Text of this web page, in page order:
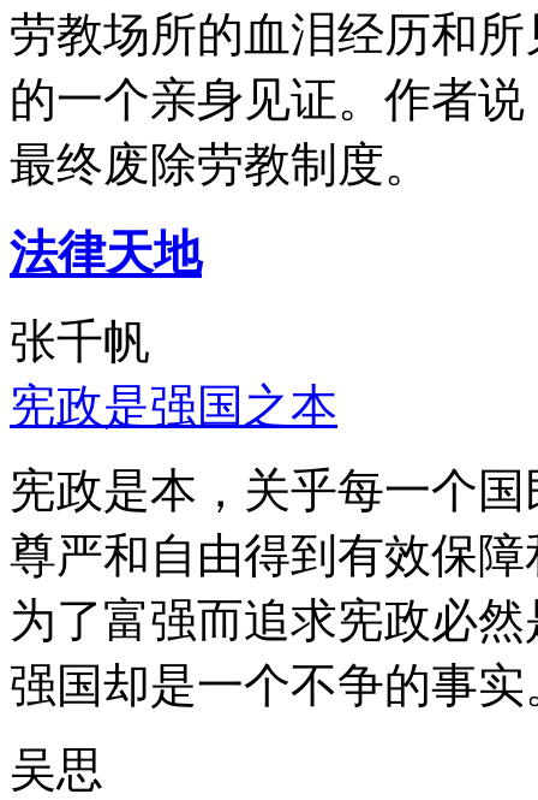
劳教场所的血泪经历和
的一个亲身见证。作者
最终废除劳教制度。
法律天地
张千帆
宪政是强国之本
宪政是本，关乎每一个
尊严和自由得到有效保
为了富强而追求宪政必
强国却是一个不争的事实
吴思